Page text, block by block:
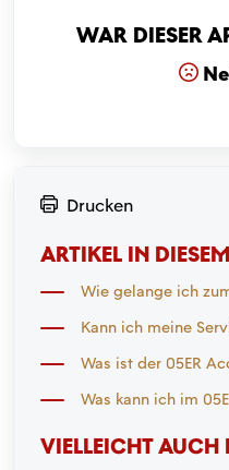
War dieser
Drucken
ARTIKEL IN
Wie gelange ich
Kann ich meine
Was ist der 05ER
Was kann ich im
VIELLEICHT AUCH